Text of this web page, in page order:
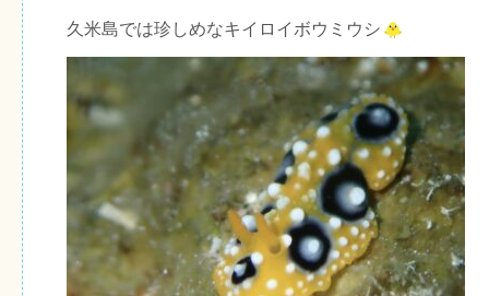
久米島では珍しめなキイロイボウミウシ